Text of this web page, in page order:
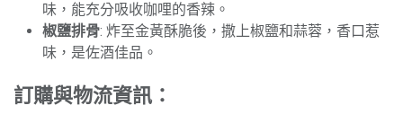
味，能充分吸收咖哩的香辣。
椒鹽排骨: 炸至金黃酥脆後，撒上椒鹽和蒜蓉，香口惹
味，是佐酒佳品。
訂購與物流資訊：